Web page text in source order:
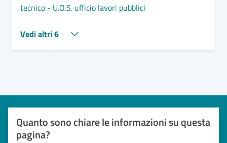
tecnico - U.O.S. ufficio lavori pubblici
Vedi altri 6
Quanto sono chiare le informazioni su questa
pagina?